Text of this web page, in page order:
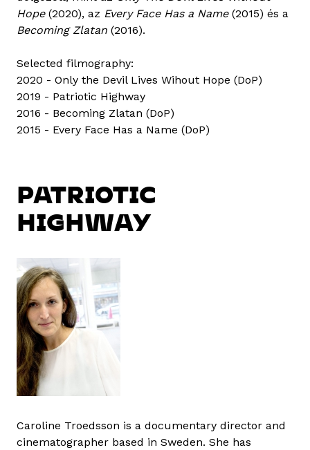
Hope(2020), az Every Face Has a Name(2015) és a
Becoming Zlatan (2016).
Selected filmography:
2020 - Only the Devil Lives Wihout Hope (DoP)
2019 - Patriotic Highway
2016 - Becoming Zlatan (DoP)
2015 - Every Face Has a Name (DoP)
PATRIOTIC
HIGHWAY
Caroline Troedsson is a documentary director and
cinematographer based in Sweden. She has